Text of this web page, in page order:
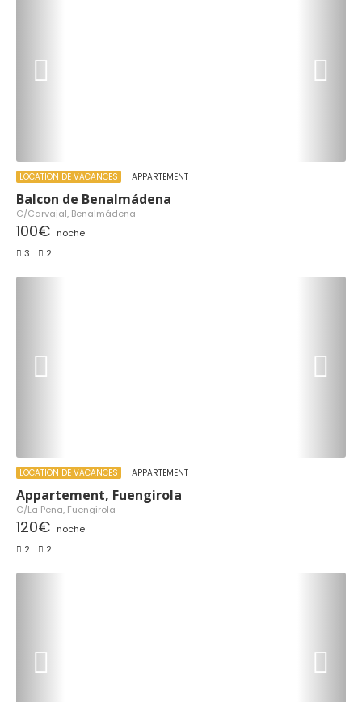
LOCATION DE VACANCES APPARTEMENT
Balcon de Benalmádena
C/Carvajal, Benalmádena
100€ noche
3
2
LOCATION DE VACANCES APPARTEMENT
Appartement, Fuengirola
C/La Pena, Fuengirola
120€ noche
2
2